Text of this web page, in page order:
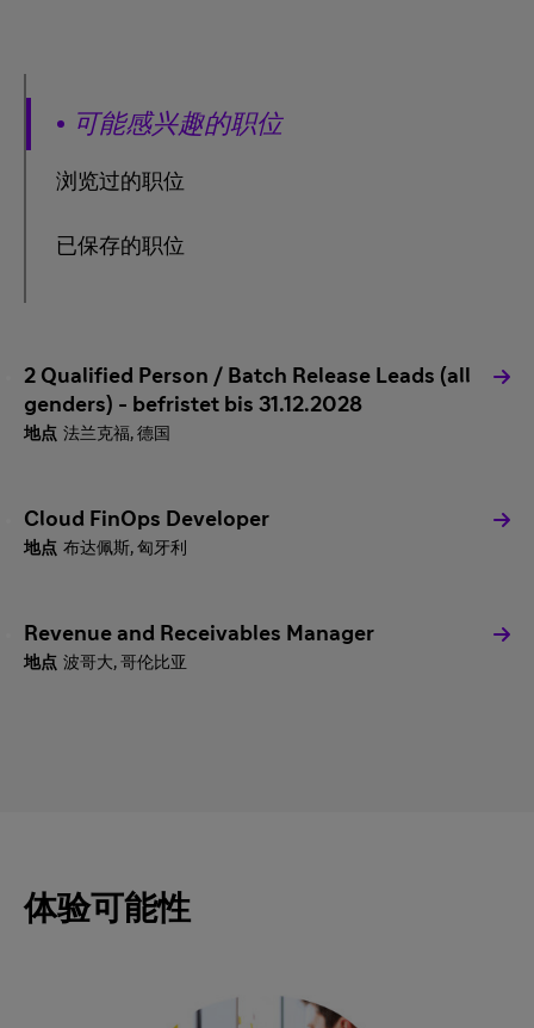
可能感兴趣的职位
浏览过的职位
已保存的职位
2 Qualified Person / Batch Release Leads (all
genders) - befristet bis 31.12.2028
法兰克福, 德国
Cloud FinOps Developer
布达佩斯, 匈牙利
Revenue and Receivables Manager
波哥大, 哥伦比亚
体验可能性